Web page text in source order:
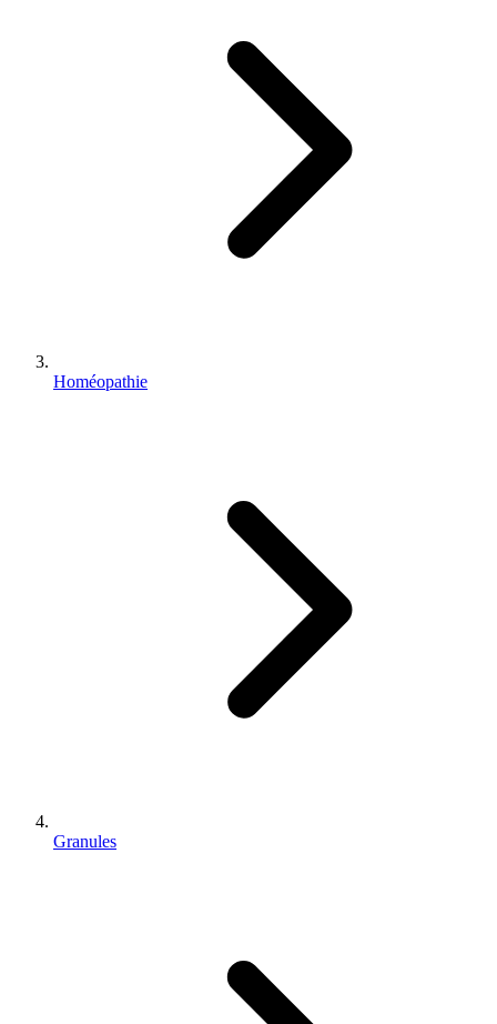
Homéopathie
Granules